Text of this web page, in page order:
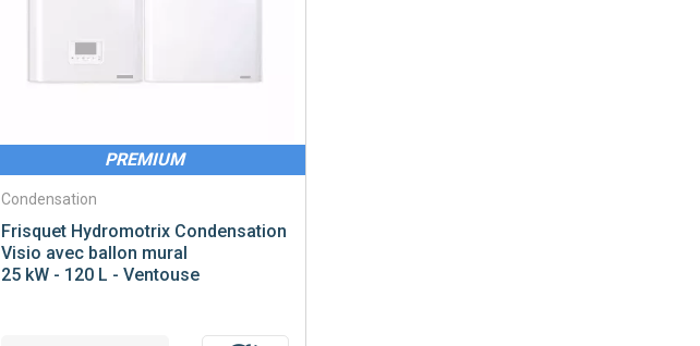
PREMIUM
Condensation
FrisquetHydromotrix Condensation
Visio avec ballon mural
25 kW - 120 L - Ventouse